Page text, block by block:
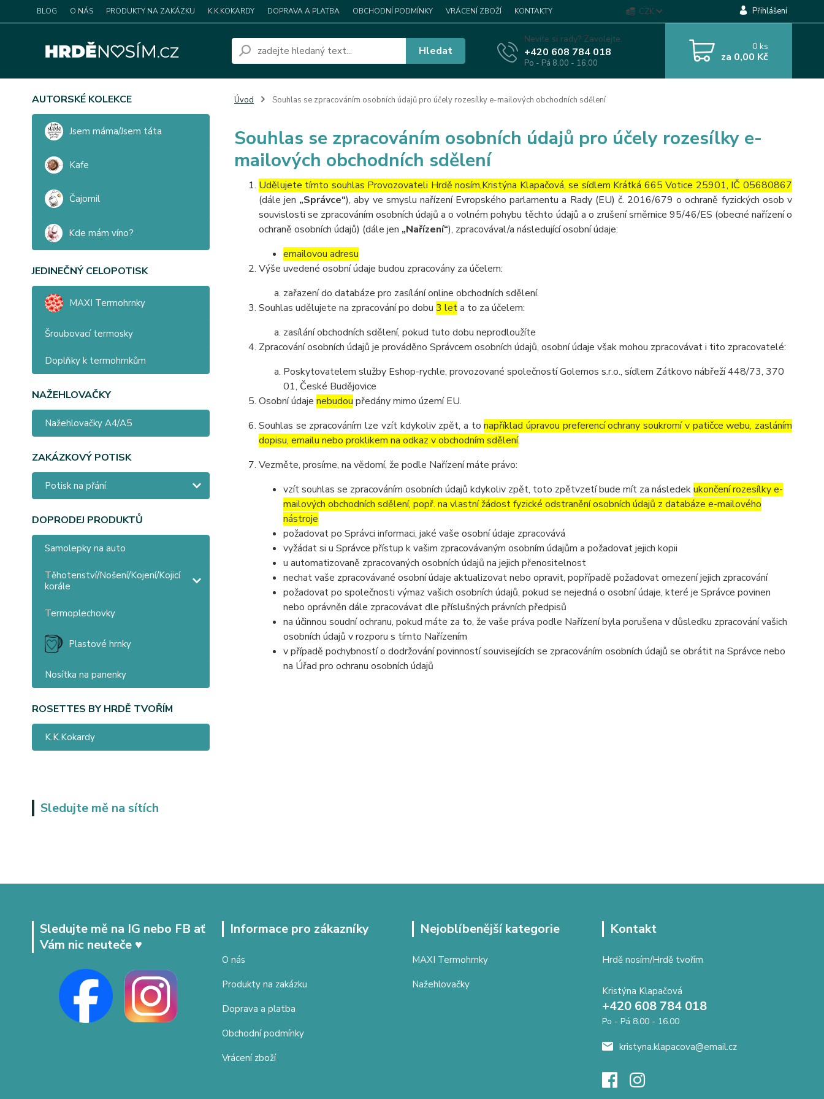
BLOG O NÁS PRODUKTY NA ZAKÁZKU K.K.KOKARDY DOPRAVA A PLATBA OBCHODNÍ PODMÍNKY VRÁCENÍ ZBOŽÍ KONTAKTY CZK Přihlášení
Hledat
Nevíte si rady? Zavolejte.
+420 608 784 018
Po - Pá 8.00 - 16.00
0ks
za 0,00 Kč
AUTORSKÉ KOLEKCE
Jsem máma/Jsem táta
Kafe
Čajomil
Kde mám víno?
JEDINEČNÝ CELOPOTISK
MAXI Termohrnky
Šroubovací termosky
Doplňky k termohrnkům
NAŽEHLOVAČKY
Nažehlovačky A4/A5
ZAKÁZKOVÝ POTISK
Potisk na přání
DOPRODEJ PRODUKTŮ
Samolepky na auto
Těhotenství/Nošení/Kojení/Kojicí
korále
Termoplechovky
Plastové hrnky
Nosítka na panenky
ROSETTES BY HRDĚ TVOŘÍM
K.K.Kokardy
Sledujte mě na sítích
Úvod Souhlas se zpracováním osobních údajů pro účely rozesílky e-mailových obchodních sdělení
Souhlas se zpracováním osobních údajů pro účely rozesílky e-
mailových obchodních sdělení
Udělujete tímto souhlas Provozovateli Hrdě nosím,Kristýna Klapačová, se sídlem Krátká 665 Votice 25901, IČ 05680867
(dále jen „Správce“), aby ve smyslu nařízení Evropského parlamentu a Rady (EU) č. 2016/679 o ochraně fyzických osob v
souvislosti se zpracováním osobních údajů a o volném pohybu těchto údajů a o zrušení směrnice 95/46/ES (obecné nařízení o
ochraně osobních údajů) (dále jen „Nařízení“), zpracovával/a následující osobní údaje:
emailovou adresu
Výše uvedené osobní údaje budou zpracovány za účelem:
zařazení do databáze pro zasílání online obchodních sdělení.
Souhlas udělujete na zpracování po dobu 3 leta to za účelem:
zasílání obchodních sdělení, pokud tuto dobu neprodloužíte
Zpracování osobních údajů je prováděno Správcem osobních údajů, osobní údaje však mohou zpracovávat i tito zpracovatelé:
Poskytovatelem služby Eshop-rychle, provozované společností Golemos s.r.o., sídlem Zátkovo nábřeží 448/73, 370
01, České Budějovice
Osobní údaje nebudou předány mimo území EU.
Souhlas se zpracováním lze vzít kdykoliv zpět, a tonapříklad úpravou preferencí ochrany soukromí v patičce webu, zasláním
dopisu, emailu nebo proklikem na odkaz v obchodním sdělení.
Vezměte, prosíme, na vědomí, že podle Nařízení máte právo:
vzít souhlas se zpracováním osobních údajů kdykoliv zpět, toto zpětvzetí bude mít za následekukončení rozesílky e-
mailových obchodních sdělení, popř. na vlastní žádost fyzické odstranění osobních údajů z databáze e-mailového
nástroje
požadovat po Správci informaci, jaké vaše osobní údaje zpracovává
vyžádat si u Správce přístup k vašim zpracovávaným osobním údajům a požadovat jejich kopii
u automatizovaně zpracovaných osobních údajů na jejich přenositelnost
nechat vaše zpracovávané osobní údaje aktualizovat nebo opravit, popřípadě požadovat omezení jejich zpracování
požadovat po společnosti výmaz vašich osobních údajů, pokud se nejedná o osobní údaje, které je Správce povinen
nebo oprávněn dále zpracovávat dle příslušných právních předpisů
na účinnou soudní ochranu, pokud máte za to, že vaše práva podle Nařízení byla porušena v důsledku zpracování vašich
osobních údajů v rozporu s tímto Nařízením
v případě pochybností o dodržování povinností souvisejících se zpracováním osobních údajů se obrátit na Správce nebo
na Úřad pro ochranu osobních údajů
Sledujte mě na IG nebo FB ať
Vám nic neuteče ♥
Informace pro zákazníky
O nás
Produkty na zakázku
Doprava a platba
Obchodní podmínky
Vrácení zboží
Nejoblíbenější kategorie
MAXI Termohrnky
Nažehlovačky
Kontakt
Hrdě nosím/Hrdě tvořím
Kristýna Klapačová
+420 608 784 018
Po - Pá 8.00 - 16.00
kristyna.klapacova@email.cz